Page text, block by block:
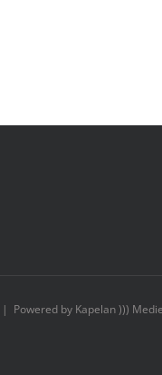
| Powered by Kapelan )))